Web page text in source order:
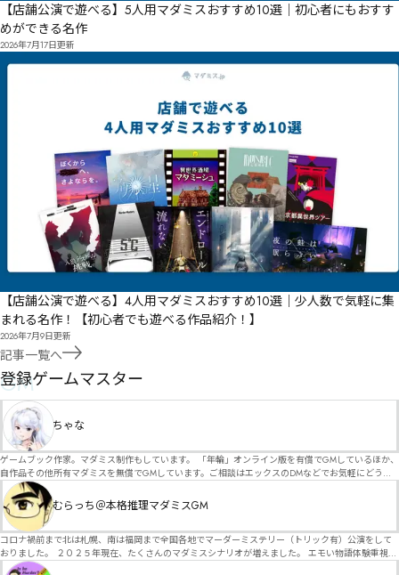
【店舗公演で遊べる】5人用マダミスおすすめ10選｜初心者にもおすす
めができる名作
2026年7月17日更新
【店舗公演で遊べる】4人用マダミスおすすめ10選｜少人数で気軽に集
まれる名作！【初心者でも遊べる作品紹介！】
2026年7月9日更新
記事一覧へ
GM
登録ゲームマスター
ちゃな
ゲームブック作家。マダミス制作もしています。 「年輪」オンライン版を有償でGMしているほか、
自作品その他所有マダミスを無償でGMしています。ご相談はエックスのDMなどでお気軽にどう
ぞ。
むらっち＠本格推理マダミスGM
コロナ禍前まで北は札幌、南は福岡まで全国各地でマーダーミステリー（トリック有）公演をして
おりました。 ２０２５年現在、たくさんのマダミスシナリオが増えました。 エモい物語体験重視の
シナリオがマダミス・マーダーミステリーというジャンル名でたくさんあるため、そのようなシナ